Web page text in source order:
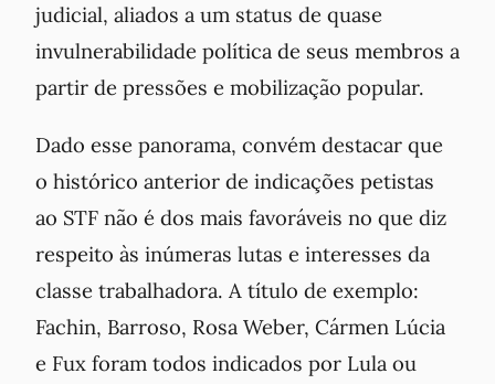
judicial, aliados a um status de quase
invulnerabilidade política de seus membros a
partir de pressões e mobilização popular.
Dado esse panorama, convém destacar que
o histórico anterior de indicações petistas
ao STF não é dos mais favoráveis no que diz
respeito às inúmeras lutas e interesses da
classe trabalhadora. A título de exemplo:
Fachin, Barroso, Rosa Weber, Cármen Lúcia
e Fux foram todos indicados por Lula ou